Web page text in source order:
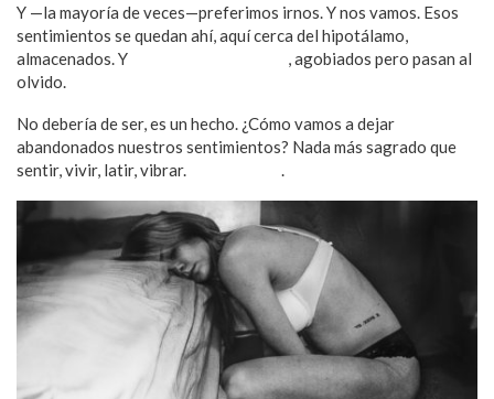
Y —la mayoría de veces—preferimos irnos. Y nos vamos. Esos
sentimientos se quedan ahí, aquí cerca del hipotálamo,
almacenados. Y
, agobiados pero pasan al
olvido.
No debería de ser, es un hecho. ¿Cómo vamos a dejar
abandonados nuestros sentimientos? Nada más sagrado que
sentir, vivir, latir, vibrar.
.